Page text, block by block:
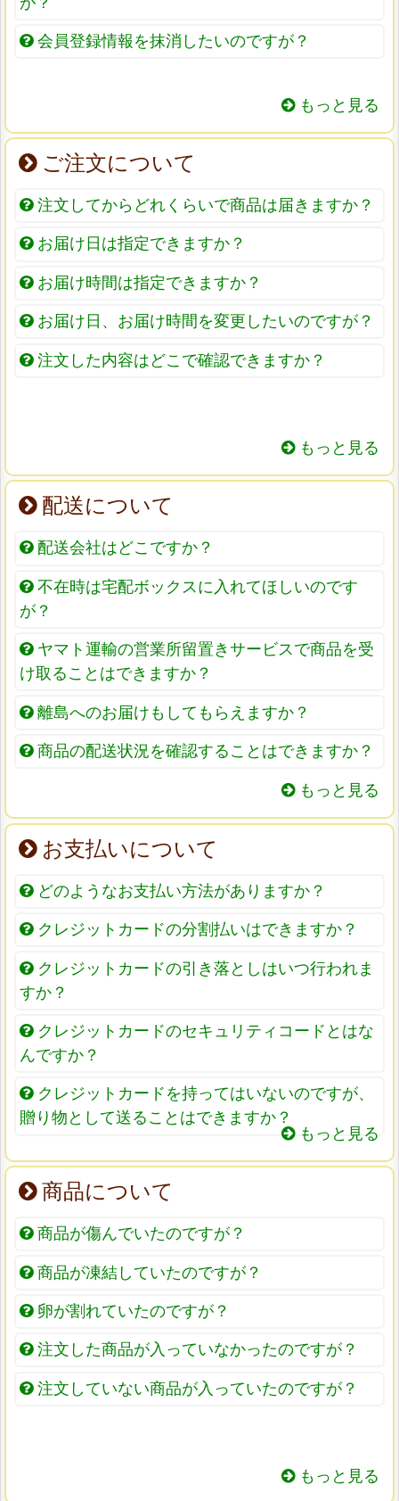
会員登録情報を抹消したいのですが？
もっと見る
ご注文について
注文してからどれくらいで商品は届きますか？
お届け日は指定できますか？
お届け時間は指定できますか？
お届け日、お届け時間を変更したいのですが？
注文した内容はどこで確認できますか？
もっと見る
配送について
配送会社はどこですか？
不在時は宅配ボックスに入れてほしいのです
が？
ヤマト運輸の営業所留置きサービスで商品を受
け取ることはできますか？
離島へのお届けもしてもらえますか？
商品の配送状況を確認することはできますか？
もっと見る
お支払いについて
どのようなお支払い方法がありますか？
クレジットカードの分割払いはできますか？
クレジットカードの引き落としはいつ行われま
すか？
クレジットカードのセキュリティコードとはな
んですか？
クレジットカードを持ってはいないのですが、
贈り物として送ることはできますか？
もっと見る
商品について
商品が傷んでいたのですが？
商品が凍結していたのですが？
卵が割れていたのですが？
注文した商品が入っていなかったのですが？
注文していない商品が入っていたのですが？
もっと見る